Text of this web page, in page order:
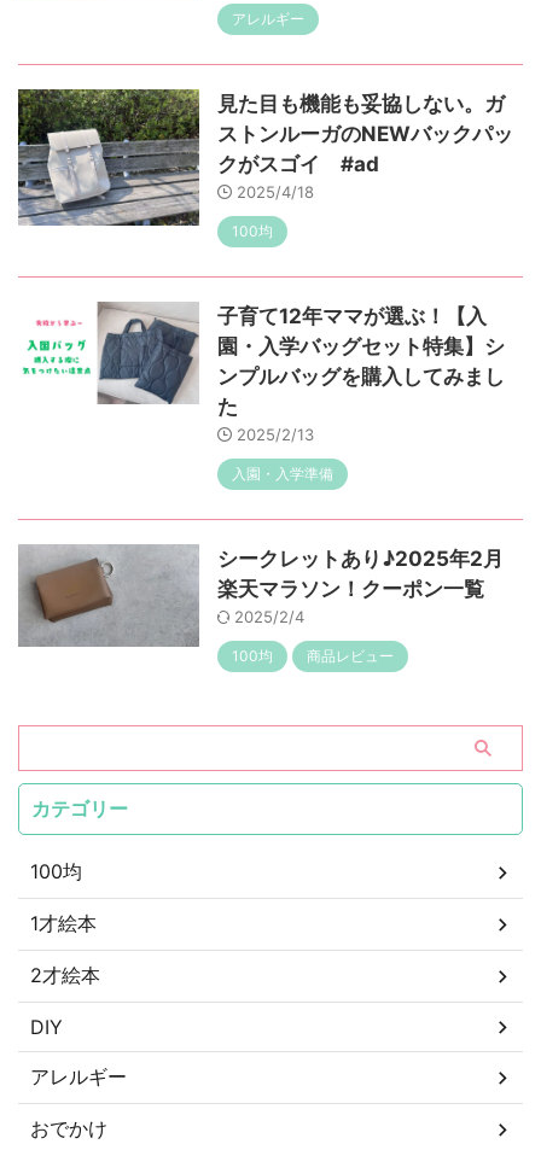
アレルギー
見た目も機能も妥協しない。ガ
ストンルーガのNEWバックパッ
クがスゴイ #ad
2025/4/18
100均
子育て12年ママが選ぶ！【入
園・入学バッグセット特集】シ
ンプルバッグを購入してみまし
た
2025/2/13
入園・入学準備
シークレットあり♪2025年2月
楽天マラソン！クーポン一覧
2025/2/4
100均 商品レビュー
カテゴリー
100均
1才絵本
2才絵本
DIY
アレルギー
おでかけ